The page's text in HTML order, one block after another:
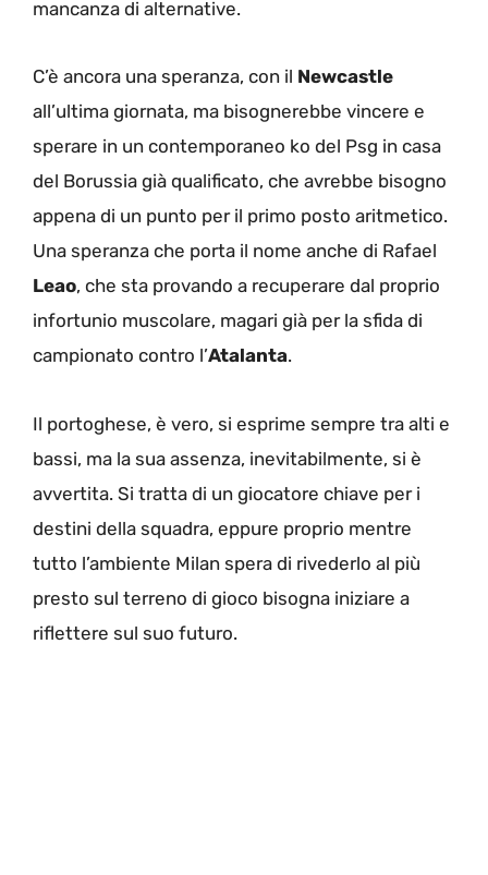
mancanza di alternative.
C’è ancora una speranza, con il Newcastle
all’ultima giornata, ma bisognerebbe vincere e
sperare in un contemporaneo ko del Psg in casa
del Borussia già qualificato, che avrebbe bisogno
appena di un punto per il primo posto aritmetico.
Una speranza che porta il nome anche di Rafael
Leao, che sta provando a recuperare dal proprio
infortunio muscolare, magari già per la sfida di
campionato contro l’Atalanta.
Il portoghese, è vero, si esprime sempre tra alti e
bassi, ma la sua assenza, inevitabilmente, si è
avvertita. Si tratta di un giocatore chiave per i
destini della squadra, eppure proprio mentre
tutto l’ambiente Milan spera di rivederlo al più
presto sul terreno di gioco bisogna iniziare a
riflettere sul suo futuro.